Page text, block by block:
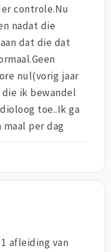
controle.Nu
nadat die
dat die dat
nul(vorig jaar
ik bewandel
toe..Ik ga
per dag
afleiding van